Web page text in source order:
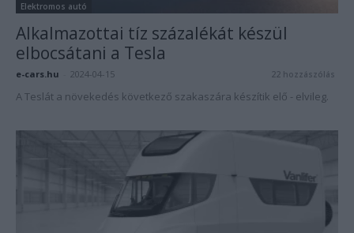
Elektromos autó
Alkalmazottai tíz százalékát készül
elbocsátani a Tesla
e-cars.hu 2024-04-15 22 hozzászólás
A Teslát a növekedés következő szakaszára készítik elő - elvileg.